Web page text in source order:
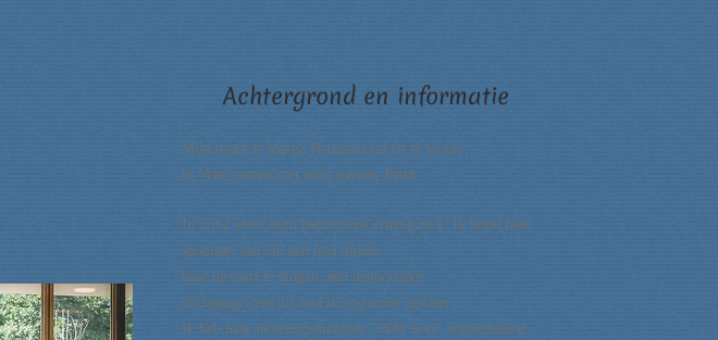
Achtergrond en informatie
Mijn naam is Marga Heuzinkveld en ik woon
in Velp, samen met mijn partner Peter.
In 2012 werd mijn buurvrouw ernstig ziek. Ik bood haar
spontaan aan om een lied tijdens
haar uitvaart te zingen, een behoorlijke
uitdaging want dat had ik nog nooit gedaan.
Ik heb haar lievelingsnummer "Only love" ingestudeerd.